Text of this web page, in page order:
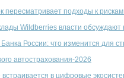
пересматривает подходы к
Wildberries власти
России: что изменится для
автострахования-2026
встраивается в цифровые